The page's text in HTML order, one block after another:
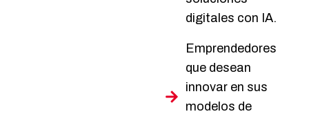
digitales con IA.
Emprendedores
que desean
innovar en sus
modelos de